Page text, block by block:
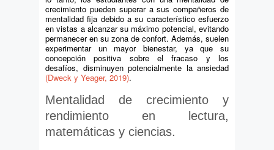
crecimiento pueden superar a sus compañeros de
mentalidad fija debido a su característico esfuerzo
en vistas a alcanzar su máximo potencial, evitando
permanecer en su zona de confort. Además, suelen
experimentar un mayor bienestar, ya que su
concepción positiva sobre el fracaso y los
desafíos, disminuyen potencialmente la ansiedad
(Dweck y Yeager, 2019).
Mentalidad de crecimiento y
rendimiento en lectura,
matemáticas y ciencias.